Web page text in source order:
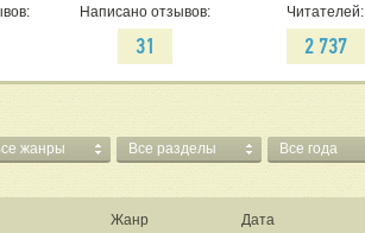
Написано отзывов:
31
Читателей:
2 737
жанры Все разделы Все года
Жанр Дата